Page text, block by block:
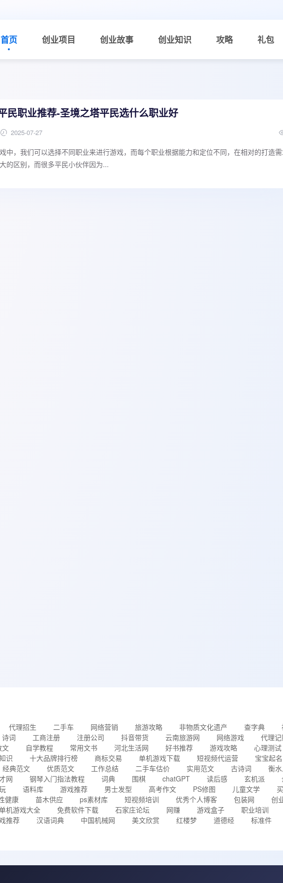
首页 创业项目 创业故事 创业知识 攻略 礼包
民职业推荐-圣境之塔平民选什么职业好
2025-07-27
中，我们可以选择不同职业来进行游戏，而每个职业根据能力和定位不同，在相对的打造
的区别，而很多平民小伙伴因为...
代理招生 二手车 网络营销 旅游攻略 非物质文化遗产 查字典
诗词 工商注册 注册公司 抖音带货 云南旅游网 网络游戏 代理
文 自学教程 常用文书 河北生活网 好书推荐 游戏攻略 心理测试
识 十大品牌排行榜 商标交易 单机游戏下载 短视频代运营 宝宝起名
经典范文 优质范文 工作总结 二手车估价 实用范文 古诗词 衡
网 钢琴入门指法教程 词典 围棋 chatGPT 读后感 玄机派
语料库 游戏推荐 男士发型 高考作文 PS修图 儿童文学
健康 苗木供应 ps素材库 短视频培训 优秀个人博客 包装网 创
机游戏大全 免费软件下载 石家庄论坛 网赚 游戏盒子 职业培训
推荐 汉语词典 中国机械网 美文欣赏 红楼梦 道德经 标准件